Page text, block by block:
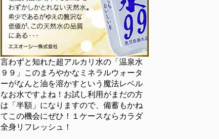
言わずと知れた超アルカリ水の「温泉水
９９」このまろやかなミネラルウォータ
ーがなんと油を溶かすという魔法レベル
なお水ですよね！お試し利用がまだの方
は「半額」になりますので、備蓄もかね
てこの機会にぜひ！１ケースならカラダ
全身リフレッシュ！